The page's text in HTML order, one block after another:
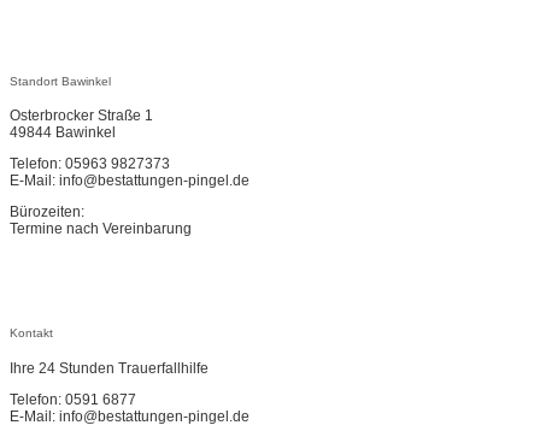
Standort Bawinkel
Osterbrocker Straße 1
49844 Bawinkel
Telefon: 05963 9827373
E-Mail: info@bestattungen-pingel.de
Bürozeiten:
Termine nach Vereinbarung
Kontakt
Ihre 24 Stunden Trauerfallhilfe
Telefon: 0591 6877
E-Mail: info@bestattungen-pingel.de